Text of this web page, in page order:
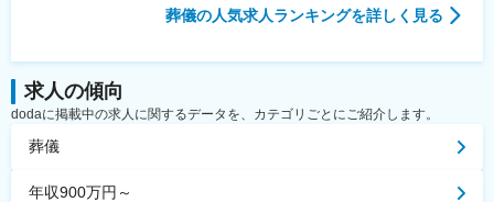
葬儀の人気求人ランキングを詳しく見る
求人の傾向
dodaに掲載中の求人に関するデータを、カテゴリごとにご紹介します。
葬儀
年収900万円～